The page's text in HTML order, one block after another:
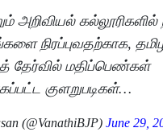
அறிவியல் கல்லூரிகளில்
நிரப்புவதற்காக,
தேர்வில் மதிப்பெண்கள்
குளறுபடிகள்…
(@VanathiBJP)June 29,